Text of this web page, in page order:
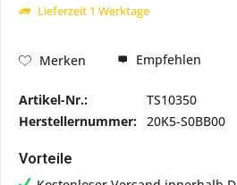
Lieferzeit 1 Werktage
Merken Empfehlen
Artikel-Nr.:
TS10350
Herstellernummer: 20K5-S0BB00
Vorteile